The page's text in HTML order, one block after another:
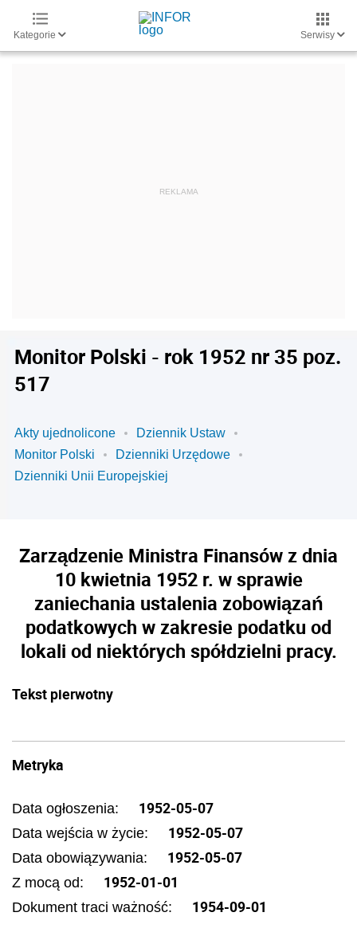
Kategorie Serwisy
Monitor Polski - rok 1952 nr 35 poz.
517
Akty ujednolicone
Dziennik Ustaw
Monitor Polski
Dzienniki Urzędowe
Dzienniki Unii Europejskiej
Zarządzenie Ministra Finansów z dnia
10 kwietnia 1952 r. w sprawie
zaniechania ustalenia zobowiązań
podatkowych w zakresie podatku od
lokali od niektórych spółdzielni pracy.
Tekst pierwotny
Metryka
Data ogłoszenia: 1952-05-07
Data wejścia w życie: 1952-05-07
Data obowiązywania: 1952-05-07
Z mocą od: 1952-01-01
Dokument traci ważność: 1954-09-01